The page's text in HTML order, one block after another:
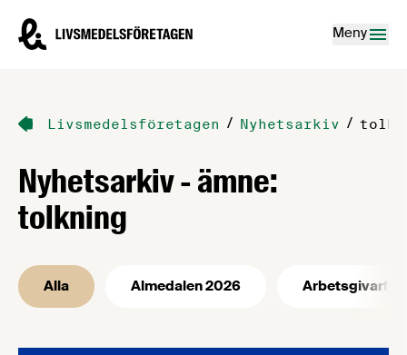
Livsmedelsföretagen – till startsidan
Meny
Livsmedelsföretagen / Nyhetsarkiv /
Nyhetsarkiv - ämne:
tolkning
Alla Almedalen 2026